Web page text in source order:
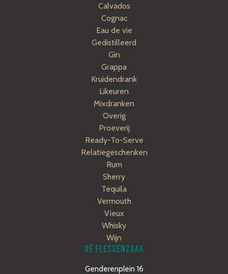
Calvados
Cognac
Eau de vie
Gedistilleerd
Gin
Grappa
Kruidendrank
Likeuren
Mixdranken
Overig
Proeverij
Ready-To-Serve
Relatiegeschenken
Rum
Sherry
Tequila
Vermouth
Vieux
Whisky
Wijn
DÉ FLESSENZAAK
Genderenplein 16